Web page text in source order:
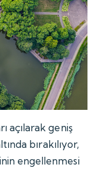
açılarak geniş
bırakılıyor,
engellenmesi